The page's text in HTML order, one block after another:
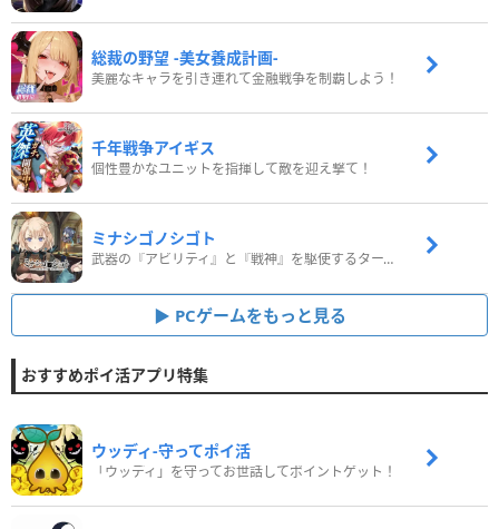
総裁の野望 -美女養成計画-
美麗なキャラを引き連れて金融戦争を制覇しよう！
千年戦争アイギス
個性豊かなユニットを指揮して敵を迎え撃て！
ミナシゴノシゴト
武器の『アビリティ』と『戦神』を駆使するターン制コマンドバトルRPG！
PCゲームをもっと見る
おすすめポイ活アプリ特集
ウッディ‐守ってポイ活
「ウッディ」を守ってお世話してポイントゲット！